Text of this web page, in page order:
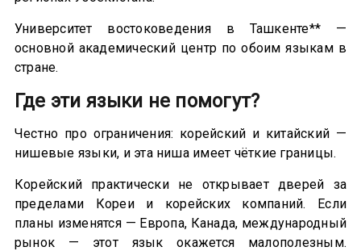
Университет востоковедения в Ташкенте** —
основной академический центр по обоим языкам в
стране.
Где эти языки не помогут?
Честно про ограничения: корейский и китайский —
нишевые языки, и эта ниша имеет чёткие границы.
Корейский практически не открывает дверей за
пределами Кореи и корейских компаний. Если
планы изменятся — Европа, Канада, международный
рынок — этот язык окажется малополезным.